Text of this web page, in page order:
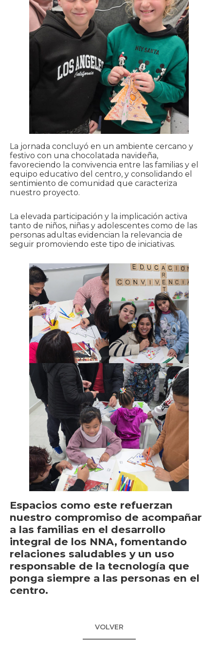
La jornada concluyó en un ambiente cercano y
festivo con una chocolatada navideña,
favoreciendo la convivencia entre las familias y el
equipo educativo del centro, y consolidando el
sentimiento de comunidad que caracteriza
nuestro proyecto.
La elevada participación y la implicación activa
tanto de niños, niñas y adolescentes como de las
personas adultas evidencian la relevancia de
seguir promoviendo este tipo de iniciativas.
Espacios como este refuerzan
nuestro compromiso de acompañar
a las familias en el desarrollo
integral de los NNA, fomentando
relaciones saludables y un uso
responsable de la tecnología que
ponga siempre a las personas en el
centro.
VOLVER